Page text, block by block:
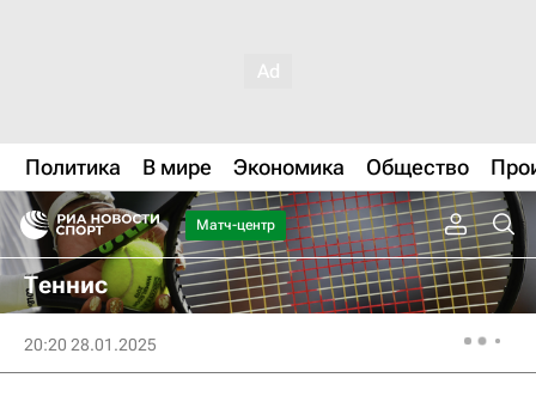
Политика В мире Экономика Общество
Матч-центр
Теннис
20:20 28.01.2025